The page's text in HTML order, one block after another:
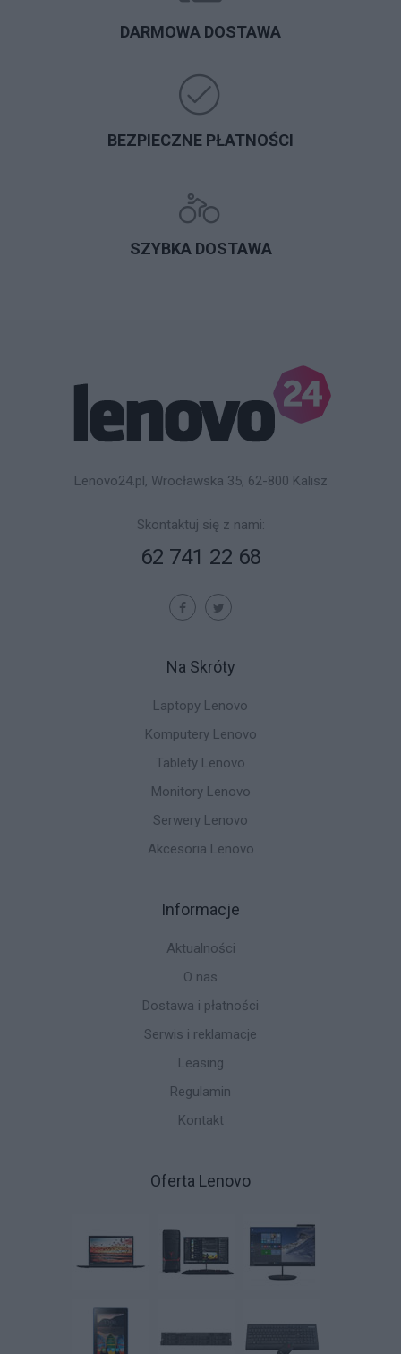
DARMOWA DOSTAWA
BEZPIECZNE PŁATNOŚCI
SZYBKA DOSTAWA
Lenovo24.pl, Wrocławska 35, 62-800 Kalisz
Skontaktuj się z nami:
62 741 22 68
Na Skróty
Laptopy Lenovo
Komputery Lenovo
Tablety Lenovo
Monitory Lenovo
Serwery Lenovo
Akcesoria Lenovo
Informacje
Aktualności
O nas
Dostawa i płatności
Serwis i reklamacje
Leasing
Regulamin
Kontakt
Oferta Lenovo